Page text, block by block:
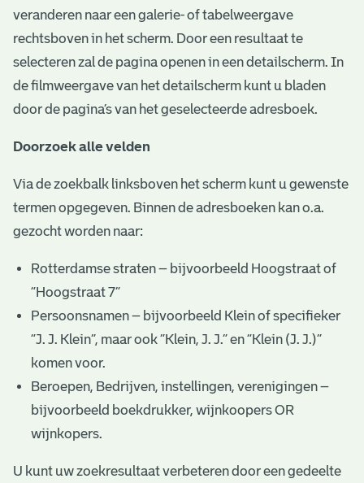
veranderen naar een galerie- of tabelweergave
rechtsboven in het scherm. Door een resultaat te
selecteren zal de pagina openen in een detailscherm. In
de filmweergave van het detailscherm kunt u bladen
door de pagina’s van het geselecteerde adresboek.
Doorzoek alle velden
Via de zoekbalk linksboven het scherm kunt u gewenste
termen opgegeven. Binnen de adresboeken kan o.a.
gezocht worden naar:
Rotterdamse straten – bijvoorbeeld Hoogstraat of
“Hoogstraat 7”
Persoonsnamen – bijvoorbeeld Klein of specifieker
“J. J. Klein”, maar ook ”Klein, J. J.” en “Klein (J. J.)”
komen voor.
Beroepen, Bedrijven, instellingen, verenigingen –
bijvoorbeeld boekdrukker, wijnkoopers OR
wijnkopers.
U kunt uw zoekresultaat verbeteren door een gedeelte